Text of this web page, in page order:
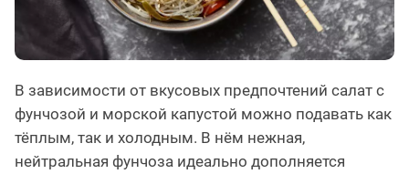
В зависимости от вкусовых предпочтений салат с
фунчозой и морской капустой можно подавать как
тёплым, так и холодным. В нём нежная,
нейтральная фунчоза идеально дополняется